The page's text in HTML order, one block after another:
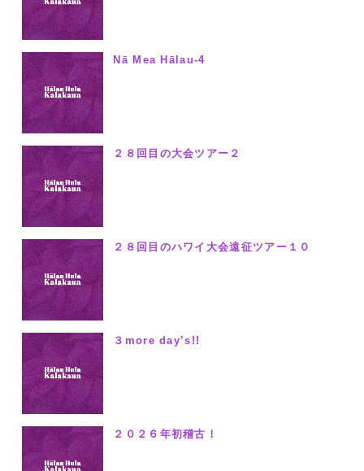
Nā Mea Hālau-4
２８回目の大会ツアー２
２８回目のハワイ大会遠征ツアー１０
３more day’s!!
２０２６年初稽古！